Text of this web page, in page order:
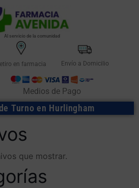
Al servicio de la comunidad
en farmacia Envío a Domicilio
Medios de Pago
Turno en Hurlingham
que mostrar.